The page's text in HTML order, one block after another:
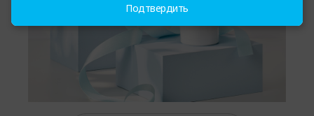
Подтвердить